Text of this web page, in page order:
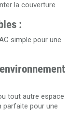
la couverture
:
simple pour une
tout autre espace
parfaite pour une